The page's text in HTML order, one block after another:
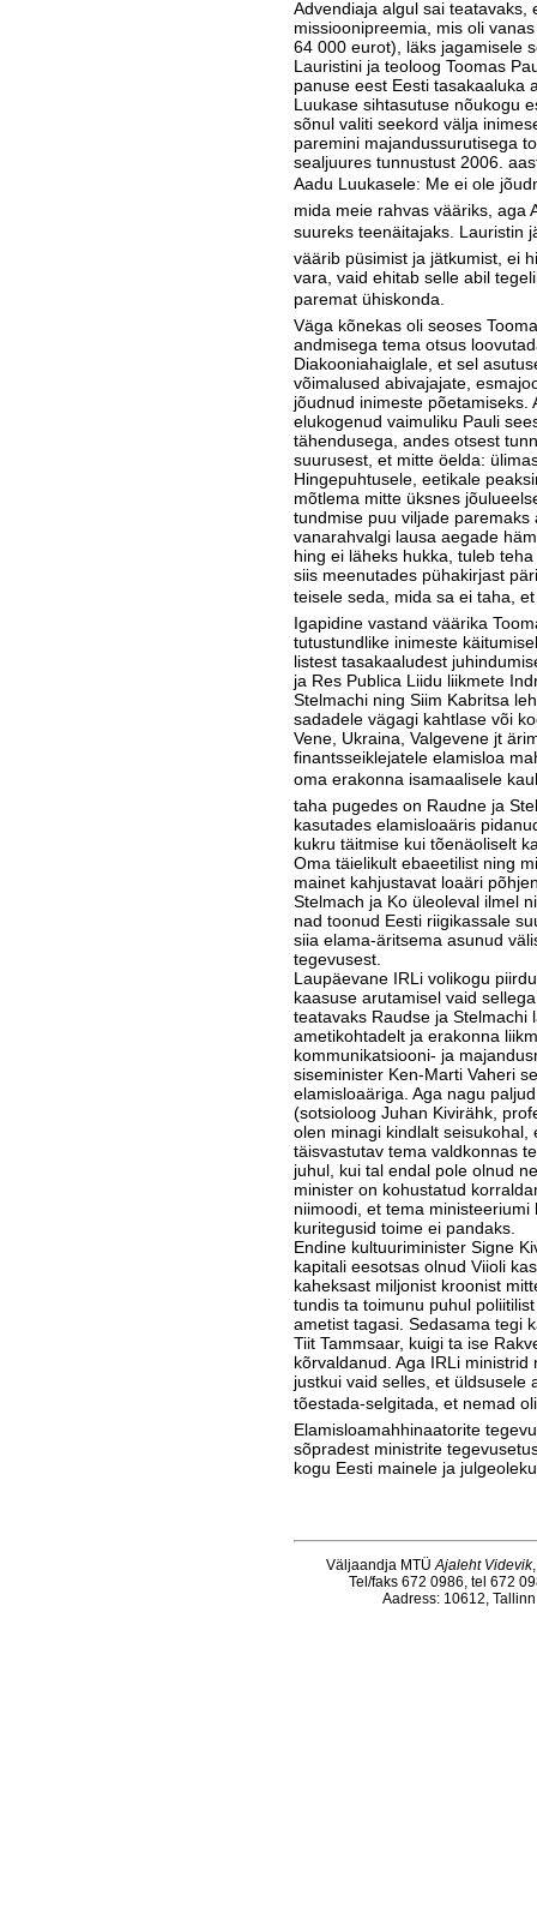
Advendiaja algul sai teatavaks,
missioonipreemia, mis oli
64 000 eurot), läks jagamisele
Lauristini ja teoloog Toomas
panuse eest Eesti tasakaaluka
Luukase sihtasutuse nõu­kogu
sõnul valiti seekord välja
paremini majandussurutisega
sealjuures tunnustust 2006.
Aadu Luukasele: Me ei ole
mida meie rahvas vääriks, aga
suureks teenäitajaks. Lauristin
väärib püsimist ja jätkumist, ei
vara, vaid ehitab selle abil
paremat ühiskonda.
Väga kõnekas oli seoses
andmisega tema otsus
Dia­kooniahaiglale, et sel
võimalused abivajajate,
jõudnud inimeste põetamiseks.
elukogenud vai­muliku Pauli
tähendusega, andes otsest
suurusest, et mitte öelda:
Hingepuhtusele, eetikale
mõtlema mitte üksnes
tundmise puu viljade
vanarahvalgi lausa aegade
hing ei läheks hukka, tuleb
siis meenutades pühakirjast
teisele seda, mida sa ei taha,
Igapidine vastand väärika
tutustundlike inimeste
listest tasakaaludest
ja Res Publica Liidu liikmete
Stelmachi ning Siim Kabritsa
sadadele vägagi kahtlase või
Vene, Ukraina, Valgevene jt
finantsseiklejatele elamisloa
oma erakonna isamaalisele
taha pugedes on Raudne ja
kasutades elamisloaäris
kukru täitmise kui tõenäoliselt
Oma täielikult ebaeetilist ning
mainet kahjustavat loaäri
Stelmach ja Ko üleoleval ilmel
nad toonud Eesti riigikassale
siia elama-äritsema asunud
tegevusest.
Laupäevane IRLi volikogu
kaasuse arutamisel vaid
teatavaks Raudse ja Stelmachi
ametikohtadelt ja era­konna
kommunikatsiooni- ja
siseminister Ken-Marti Vaheri
elamisloaäriga. Aga nagu
(sotsioloog Juhan Kivirähk,
olen minagi kindlalt seisukohal,
täisvastutav tema valdkonnas
juhul, kui tal endal pole olnud
minister on kohustatud
niimoodi, et tema
kuritegusid toime ei pandaks.
Endine kultuuriminister Signe
kapitali eesotsas olnud Viioli
kahek­sast miljonist kroonist
tundis ta toimunu puhul
ametist tagasi. Sedasama tegi
Tiit Tammsaar, kuigi ta ise
kõrvaldanud. Aga IRLi
justkui vaid selles, et üldsusele
tõestada-selgitada, et nemad
Elamisloamahhinaatorite
sõpradest ministrite
kogu Eesti mainele ja
Väljaandja MTÜAjaleht Videvik
Tel/faks 672 0986, tel 672
Aadress: 10612,